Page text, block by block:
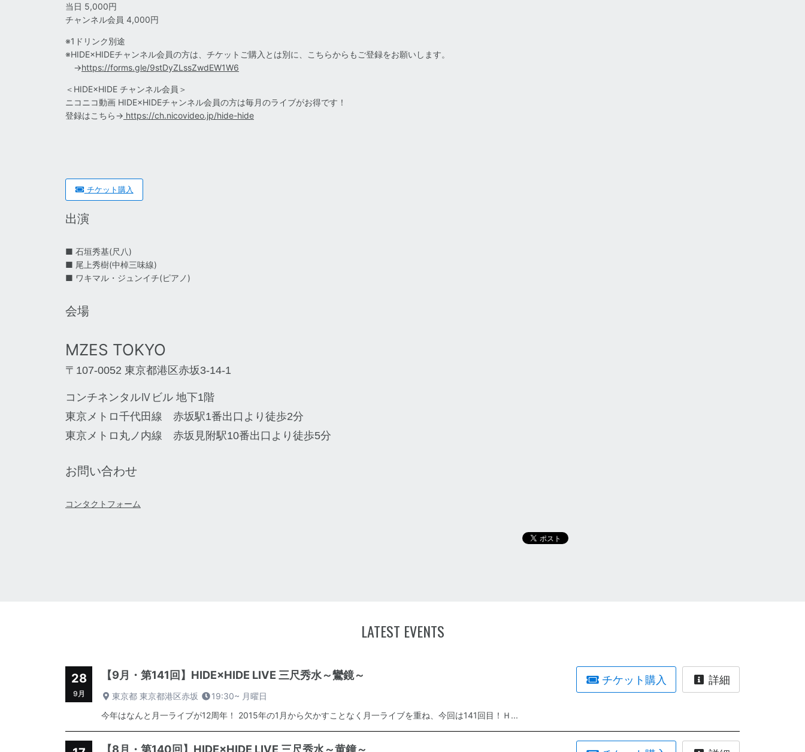
当日 5,000円
チャンネル会員 4,000円
※1ドリンク別途
※HIDE×HIDEチャンネル会員の方は、チケットご購入とは別に、こちらからもご登録をお願いします。
→https://forms.gle/9stDyZLssZwdEW1W6
＜HIDE×HIDE チャンネル会員＞
ニコニコ動画 HIDE×HIDEチャンネル会員の方は毎月のライブがお得です！
登録はこちら→ https://ch.nicovideo.jp/hide-hide
チケット購入
出演
■ 石垣秀基(尺八)
■ 尾上秀樹(中棹三味線)
■ ワキマル・ジュンイチ(ピアノ)
会場
MZES TOKYO
〒107-0052 東京都港区赤坂3-14-1
コンチネンタルⅣビル 地下1階
東京メトロ千代田線 赤坂駅1番出口より徒歩2分
東京メトロ丸ノ内線 赤坂見附駅10番出口より徒歩5分
お問い合わせ
コンタクトフォーム
LATEST EVENTS
28
9月
【9月・第141回】HIDE×HIDE LIVE 三尺秀水～鸞鏡～
東京都 東京都港区赤坂 19:30~ 月曜日
今年はなんと月一ライブが12周年！ 2015年の1月から欠かすことなく月一ライブを重ね、今回は141回目！Ｈ...
チケット購入 詳細
【8月・第140回】HIDE×HIDE LIVE 三尺秀水～黄鐘～